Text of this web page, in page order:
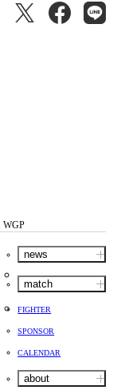
WGP
news
match
FIGHTER
SPONSOR
CALENDAR
about